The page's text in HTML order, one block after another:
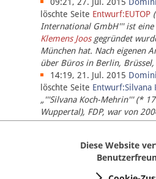
09:21, 27. Jul. 2015
löschte Seite Entwurf:EUTOP
International GmbH''' ist
Klemens Joosgegründet
München hat. Nach eigenen
über Büros in Berlin,
14:19, 21. Jul. 2015
löschte Seite Entwurf:Silvana
„'''Silvana Koch-Mehrin''' (*
Wuppertal), FDP, war von
Europäischen Parlaments,
Diese Website